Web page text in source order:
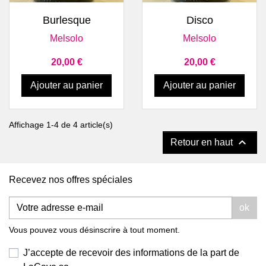
Burlesque
Melsolo
Prix
20,00 €
Ajouter au panier
Disco
Melsolo
Prix
20,00 €
Ajouter au panier
Affichage 1-4 de 4 article(s)
Retour en haut 
Recevez nos offres spéciales
ok
Vous pouvez vous désinscrire à tout moment.
J’accepte de recevoir des informations de la part de